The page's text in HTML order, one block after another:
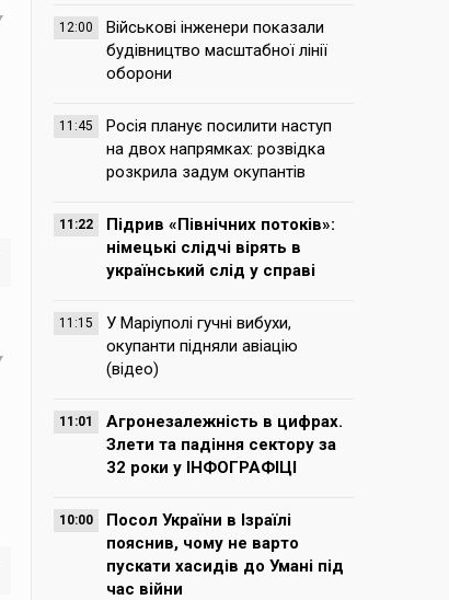
12:00
Військові інженери показали
будівництво масштабної лінії
оборони
11:45
Росія планує посилити наступ
на двох напрямках: розвідка
розкрила задум окупантів
11:22
Підрив «Північних потоків»:
німецькі слідчі вірять в
український слід у справі
11:15
У Маріуполі гучні вибухи,
окупанти підняли авіацію
(відео)
11:01
Агронезалежність в цифрах.
Злети та падіння сектору за
32 роки у ІНФОГРАФІЦІ
10:00
Посол України в Ізраїлі
пояснив, чому не варто
пускати хасидів до Умані під
час війни